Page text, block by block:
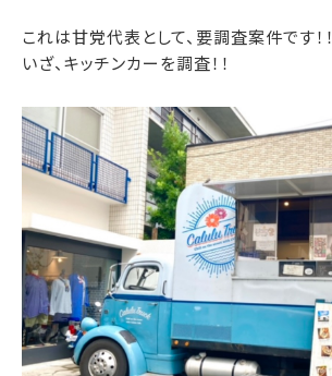
これは甘党代表として、要調査案件です！！
いざ、キッチンカーを調査！！